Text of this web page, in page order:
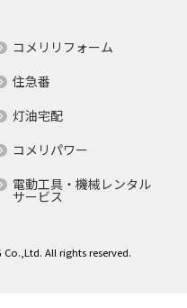
コメリリフォーム
住急番
灯油宅配
コメリパワー
電動工具・機械レンタル
サービス
Co.,Ltd. All rights reserved.